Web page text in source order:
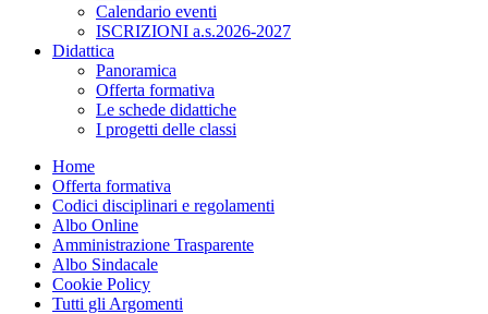
Calendario eventi
ISCRIZIONI a.s.2026-2027
Didattica
Panoramica
Offerta formativa
Le schede didattiche
I progetti delle classi
Home
Offerta formativa
Codici disciplinari e regolamenti
Albo Online
Amministrazione Trasparente
Albo Sindacale
Cookie Policy
Tutti gli Argomenti